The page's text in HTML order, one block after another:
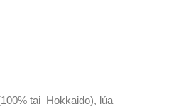
tại Hokkaido), lúa